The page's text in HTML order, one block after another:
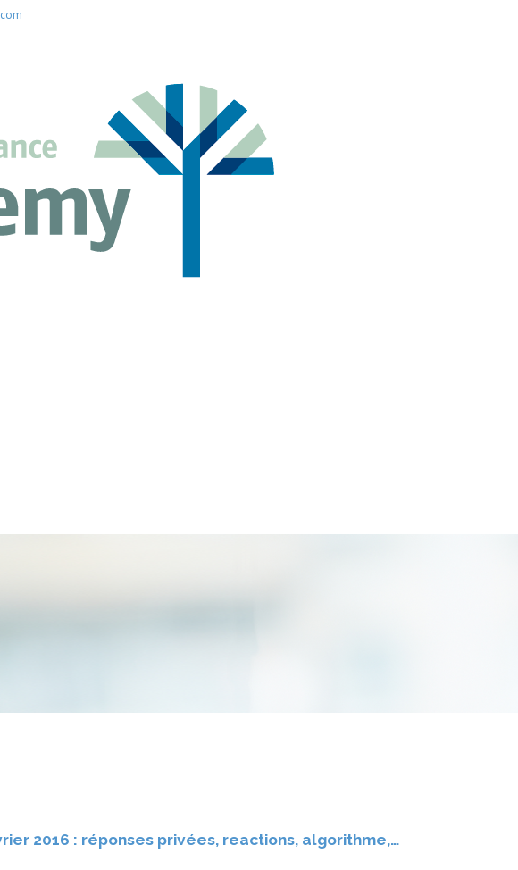
2016 : réponses privées, reactions, algorithme,…